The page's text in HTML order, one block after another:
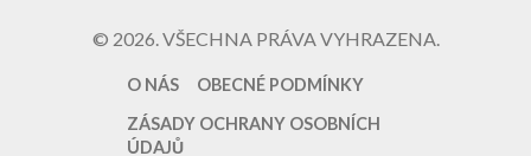
© 2026. VŠECHNA PRÁVA VYHRAZENA.
O NÁS
OBECNÉ PODMÍNKY
ZÁSADY OCHRANY OSOBNÍCH
ÚDAJŮ